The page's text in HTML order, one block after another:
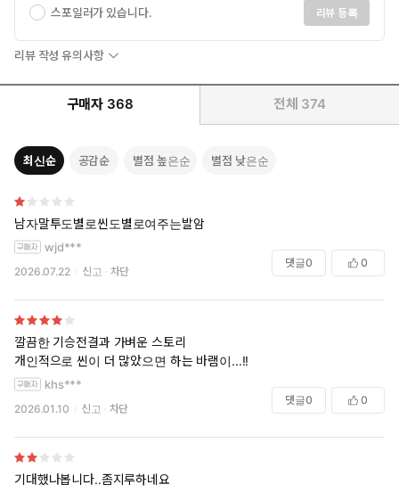
스포일러가 있습니다. 리뷰 등록
리뷰 작성 유의사항
구매자 368 전체 374
최신순 공감순 별점 높은순 별점 낮은순
남자말투도별로씬도별로여주는발암
wjd***
2026.07.22 신고 차단
댓글0 0
깔끔한 기승전결과 가벼운 스토리
개인적으로 씬이 더 많았으면 하는 바램이...!!
khs***
2026.01.10 신고 차단
댓글0 0
기대했나봅니다..좀지루하네요